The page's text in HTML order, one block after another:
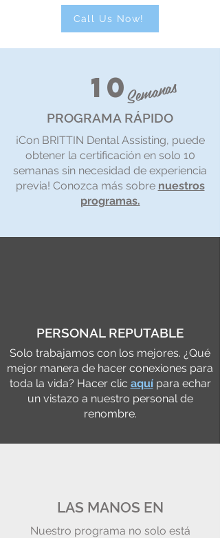
Call Us Now!
Semanas
10
PROGRAMA RÁPIDO
¡Con BRITTIN Dental Assisting, puede
obtener la certificación en solo 10
semanas sin necesidad de experiencia
previa! Conozca más sobre nuestros
programas.
PERSONAL REPUTABLE
Solo trabajamos con los mejores. ¿Qué
mejor manera de hacer conexiones para
toda la vida? Hacer clic aquí para echar
un vistazo a nuestro personal de
renombre.
LAS MANOS EN
Nuestro programa no solo está